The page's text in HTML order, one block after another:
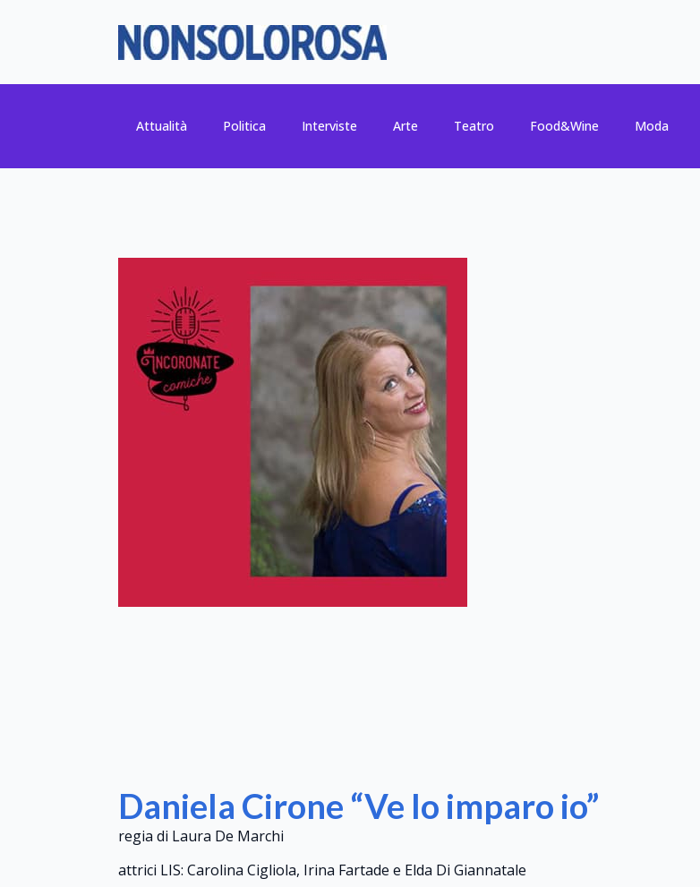
Attualità Politica Interviste Arte Teatro Food&Wine Moda
Daniela Cirone “Ve lo imparo io”
regia di Laura De Marchi
attrici LIS: Carolina Cigliola, Irina Fartade e Elda Di Giannatale